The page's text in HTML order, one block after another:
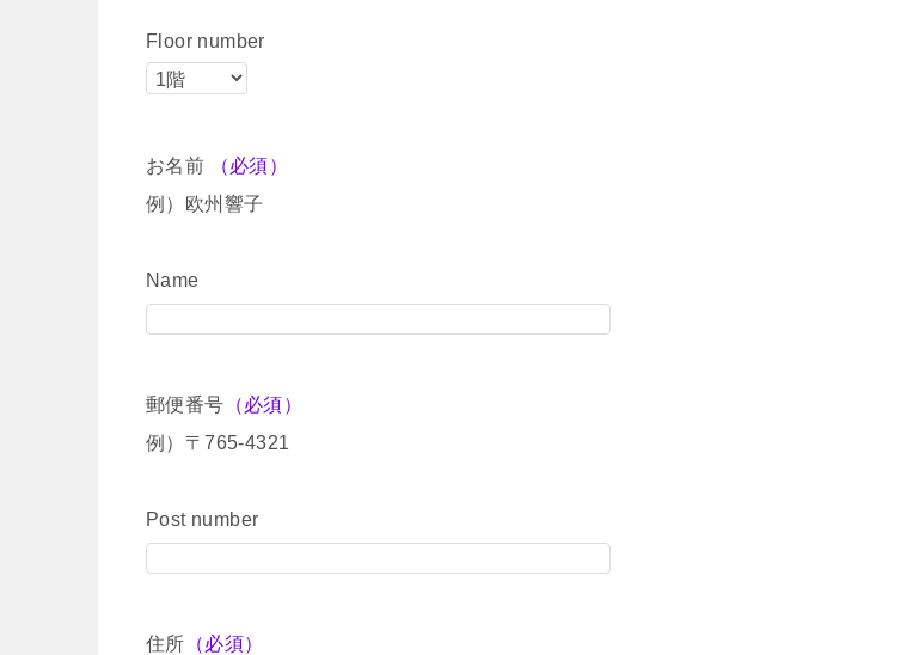
Floor number
お名前
（必須）
例）欧州響子
Name
郵便番号 （必須）
例）〒765-4321
Post number
住所 （必須）